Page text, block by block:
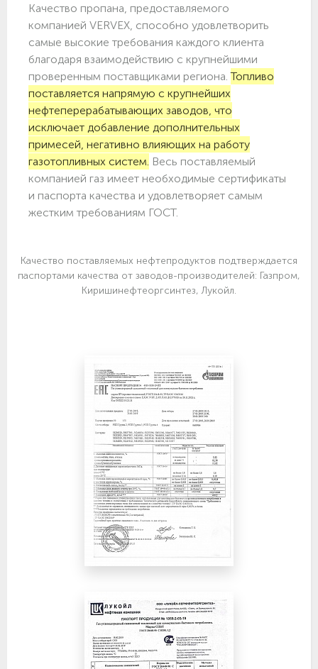
Качество пропана, предоставляемого
компанией VERVEX, способно удовлетворить
самые высокие требования каждого клиента
благодаря взаимодействию с крупнейшими
проверенным поставщиками региона.Топливо
поставляется напрямую с крупнейших
нефтеперерабатывающих заводов, что
исключает добавление дополнительных
примесей, негативно влияющих на работу
газотопливных систем. Весь поставляемый
компанией газ имеет необходимые сертификаты
и паспорта качества и удовлетворяет самым
жестким требованиям ГОСТ.
Качество поставляемых нефтепродуктов подтверждается
паспортами качества от заводов-производителей: Газпром,
Киришинефтеоргсинтез, Лукойл.